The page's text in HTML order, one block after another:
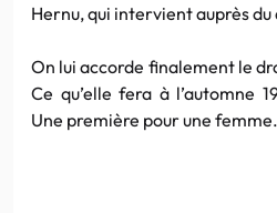
Hernu, qui intervient auprès du
On lui accorde finalement le
Ce qu’elle fera à l’automne
Une première pour une femme.